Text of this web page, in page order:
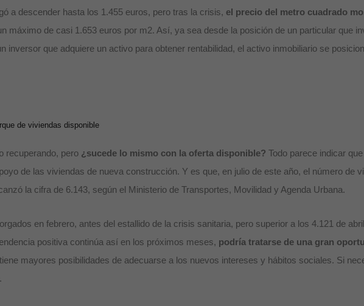
a descender hasta los 1.455 euros, pero tras la crisis, el precio del metro cuadrado
máximo de casi 1.653 euros por m2. Así, ya sea desde la posición de un particular que
inversor que adquiere un activo para obtener rentabilidad, el activo inmobiliario se
de viviendas disponible
recuperando, pero ¿sucede lo mismo con la oferta disponible? Todo parece indicar
de las viviendas de nueva construcción. Y es que, en julio de este año, el número de
la cifra de 6.143, según el Ministerio de Transportes, Movilidad y Agenda Urbana.
en febrero, antes del estallido de la crisis sanitaria, pero superior a los 4.121 de
positiva continúa así en los próximos meses, podría tratarse de una gran
mayores posibilidades de adecuarse a los nuevos intereses y hábitos sociales. Si
.